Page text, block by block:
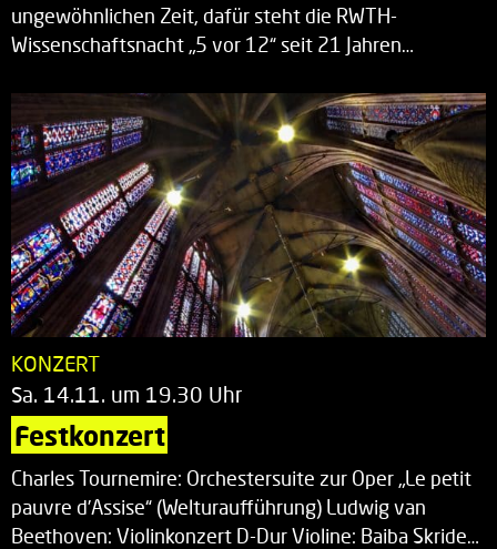
ungewöhnlichen Zeit, dafür steht die RWTH-
Wissenschaftsnacht „5 vor 12“ seit 21 Jahren…
KONZERT
Sa. 14.11. um 19.30 Uhr
Festkonzert
Charles Tournemire: Orchestersuite zur Oper „Le petit
pauvre d’Assise“ (Welturaufführung) Ludwig van
Beethoven: Violinkonzert D-Dur Violine: Baiba Skride…